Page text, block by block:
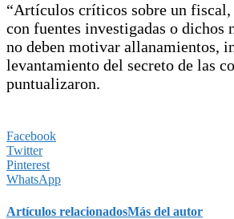
“Artículos críticos sobre un
con fuentes investigadas o dichos
no deben motivar allanamientos,
levantamiento del secreto de las
puntualizaron.
Facebook
Twitter
Pinterest
WhatsApp
Artículos relacionadosMás del autor